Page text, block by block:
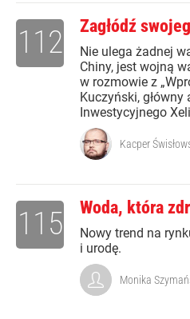
Zagłódź
Nie ulega żadnej
Chiny, jest wojną
w rozmowie z
Kuczyński,
Inwestycyjnego
112
Kacper
Woda, która
Nowy trend na
i urodę.
115
Monika